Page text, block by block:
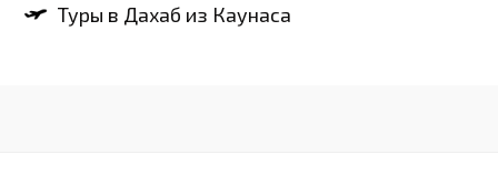
Туры в Дахаб из Каунаса